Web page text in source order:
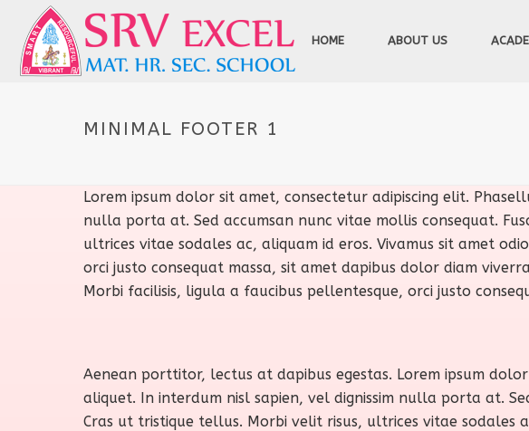
HOME ABOUT US
MINIMAL FOOTER 1
Lorem ipsum dolor sit amet, consectetur adipiscing elit.
nulla porta at. Sed accumsan nunc vitae mollis consequat.
ultrices vitae sodales ac, aliquam id eros. Vivamus sit amet
orci justo consequat massa, sit amet dapibus dolor diam
Morbi facilisis, ligula a faucibus pellentesque, orci justo
Aenean porttitor, lectus at dapibus egestas. Lorem ipsum
aliquet. In interdum nisl sapien, vel dignissim nulla porta at.
Cras ut tristique tellus. Morbi velit risus, ultrices vitae sodales